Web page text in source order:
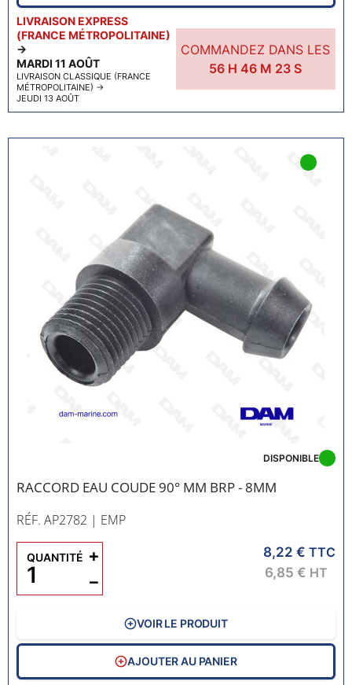
LIVRAISON EXPRESS
(FRANCE MÉTROPOLITAINE)
→
MARDI 11 AOÛT
LIVRAISON CLASSIQUE (FRANCE
MÉTROPOLITAINE) →
JEUDI 13 AOÛT
COMMANDEZ DANS LES
56 H46 M 22 S
RACCORD EAU COUDE 90° MM BRP - 8MM
RÉF. AP2782 | EMP
DISPONIBLE
8,22 € TTC
6,85 € HT
QUANTITÉ
−
+
VOIR LE PRODUIT
AJOUTER AU PANIER